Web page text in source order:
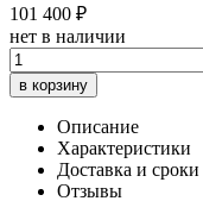
101 400 ₽
нет в наличии
в корзину
Описание
Характеристики
Доставка и
Отзывы